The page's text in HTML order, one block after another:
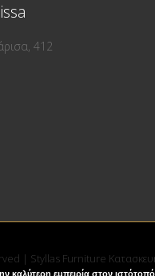
412
| Styllas Furniture
καλύτερη εμπειρία στον